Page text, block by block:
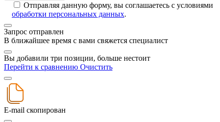
Отправляя данную форму, вы соглашаетесь с условиями
обработки персональных данных.
Запрос отправлен
В ближайшее время с вами свяжется специалист
Вы добавили три позиции, больше нестоит
Перейти к сравнению Очистить
E-mail скопирован